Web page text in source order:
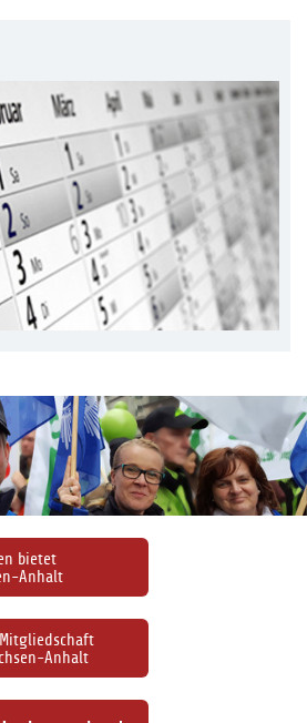
Anhalt
bietet
Anhalt